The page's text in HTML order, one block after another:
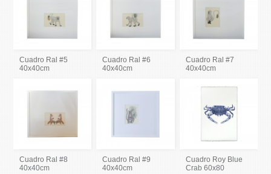
Cuadro Ral #5
40x40cm
Cuadro Ral #6
40x40cm
Cuadro Ral #7
40x40cm
Cuadro Ral #8
40x40cm
Cuadro Ral #9
40x40cm
Cuadro Roy Blue
Crab 60x80